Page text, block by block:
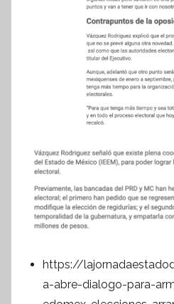
https://
a-abre-dialogo-para-